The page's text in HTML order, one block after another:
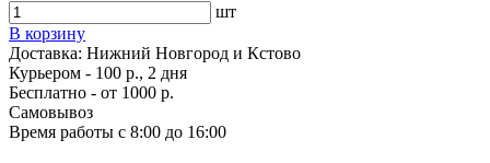
шт
В корзину
Доставка: Нижний Новгород и Кстово
Курьером - 100 р., 2 дня
Бесплатно - от 1000 р.
Самовывоз
Время работы с 8:00 до 16:00